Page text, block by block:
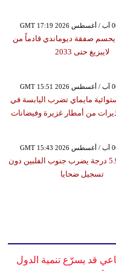
يحسم صفقة ديوماندي قادماً من
لايبزيغ حتى 2033
مايماي تضرب اليابسة في
من أمطار غزيرة وفيضانات
زلزال بقوة 5.9 درجة يضرب جنوب الفلبين دون
تسجيل ضحايا
قد يسرّع تنمية الدول